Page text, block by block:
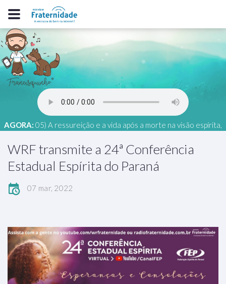
AGORA: 05) A ressureição e a vida após a morte na visão espírita,
WRF transmite a 24ª Conferência
Estadual Espírita do Paraná
07 mar, 2022